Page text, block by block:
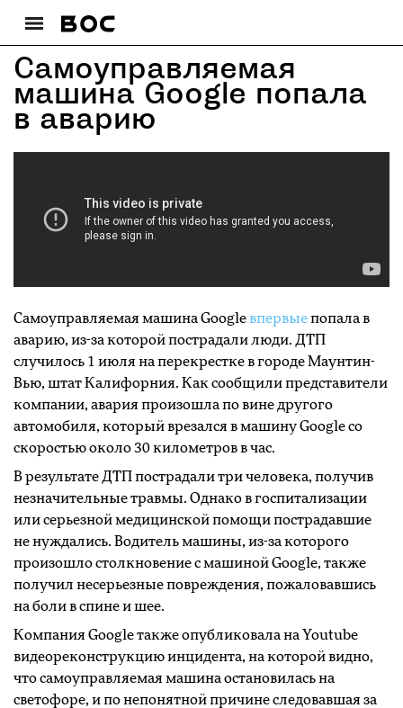
Самоуправляемая
машина Google попала
в аварию
Самоуправляемая машина Googleвпервыепопала в
аварию, из-за которой пострадали люди. ДТП
случилось 1 июля на перекрестке в городе Маунтин-
Вью, штат Калифорния. Как сообщили представители
компании, авария произошла по вине другого
автомобиля, который врезался в машину Google со
скоростью около 30 километров в час.
В результате ДТП пострадали три человека, получив
незначительные травмы. Однако в госпитализации
или серьезной медицинской помощи пострадавшие
не нуждались. Водитель машины, из-за которого
произошло столкновение с машиной Google, также
получил несерьезные повреждения, пожаловавшись
на боли в спине и шее.
Компания Google также опубликовала на Youtube
видеореконструкцию инцидента, на которой видно,
что самоуправляемая машина остановилась на
светофоре, и по непонятной причине следовавшая за